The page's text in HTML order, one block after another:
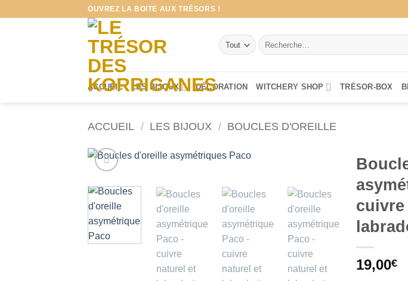
OUVREZ LA BOITE AUX TRÉSORS !
Recherche
pour :
ACCUEIL LES BIJOUX DÉCORATION WITCHERY SHOP TRÉSOR-BOX
ACCUEIL / LES BIJOUX / BOUCLES D'OREILLE
19,00€